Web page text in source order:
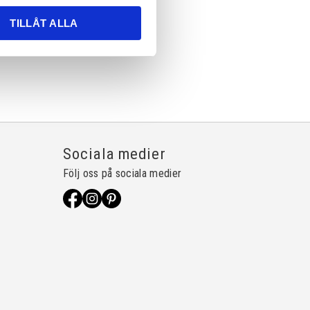
TILLÅT ALLA
Sociala medier
Följ oss på sociala medier